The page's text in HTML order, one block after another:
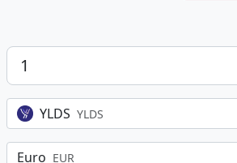
Betrag
YLDS YLDS
Euro EUR